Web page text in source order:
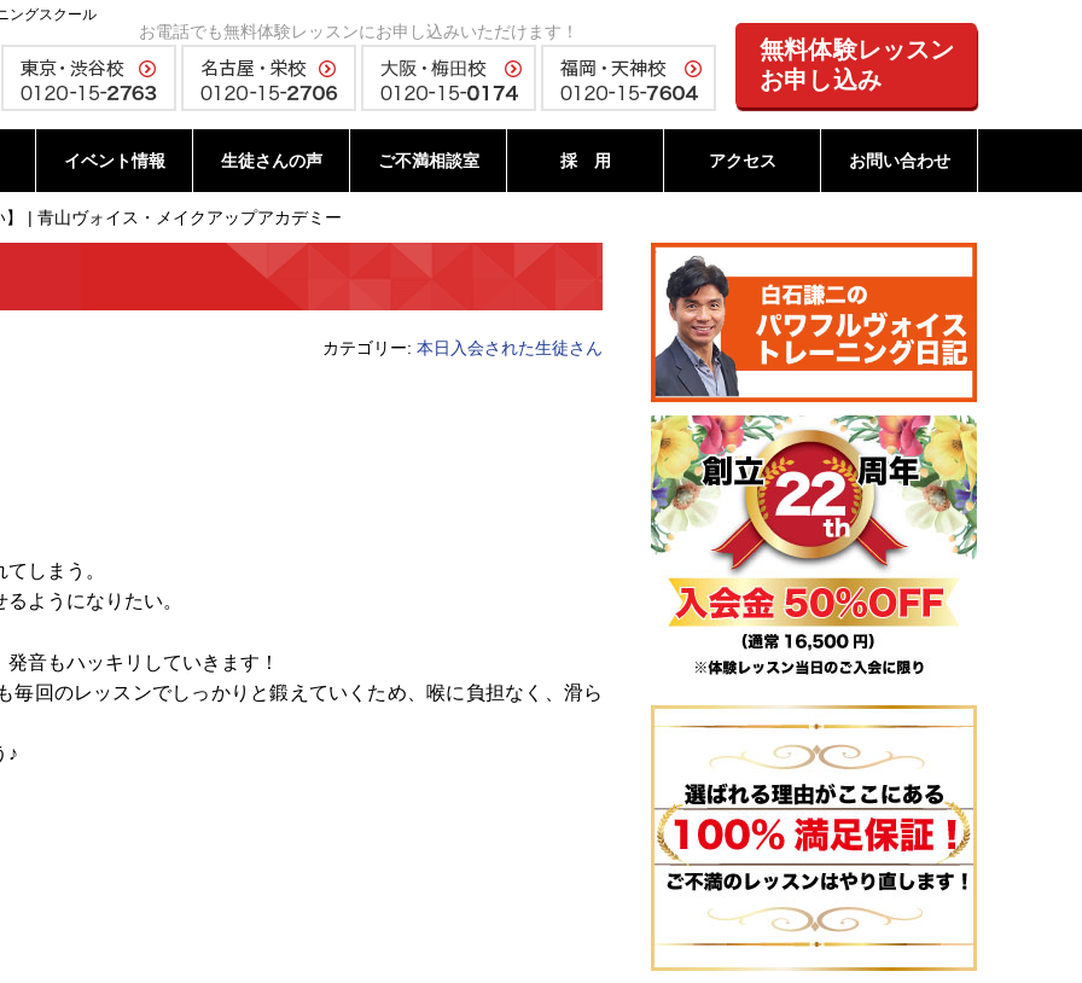
ングスクール
お電話でも無料体験レッスンにお申し込みいただけます！
無料体験レッスン
お申し込み
イベント情報 生徒さんの声 ご不満相談室 採 用 アクセス お問い合わせ
| 青山ヴォイス・メイクアップアカデミー
カテゴリー: 本日入会された生徒さん
しまう。
ようになりたい。
音もハッキリしていきます！
回のレッスンでしっかりと鍛えていくため、喉に負担なく、滑ら
♪